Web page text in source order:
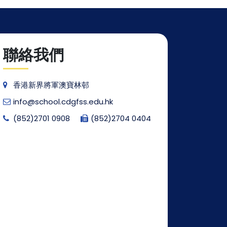
聯絡我們
香港新界將軍澳寶林邨
info@school.cdgfss.edu.hk
(852)2701 0908
(852)2704 0404